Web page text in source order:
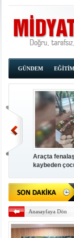
GÜNDEM
EĞİTİM
Araçta
kaybeden
Anasayfaya Dön